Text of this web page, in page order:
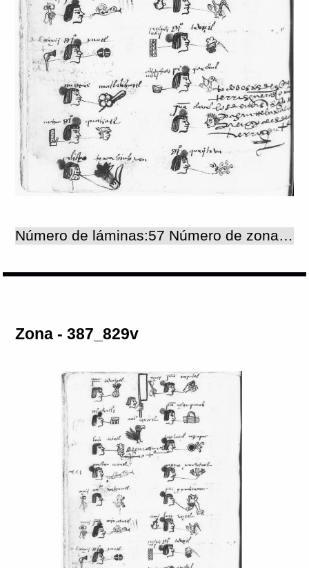
Número de láminas:57 Número de zonas:57
Zona - 387_829v